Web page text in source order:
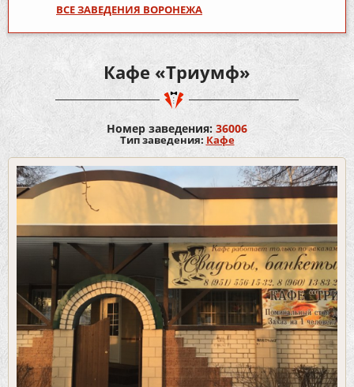
ВСЕ ЗАВЕДЕНИЯ ВОРОНЕЖА
Кафе «Триумф»
Номер заведения: 36006
Тип заведения: Кафе